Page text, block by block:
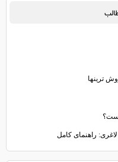
ترینها
راهنمای کامل